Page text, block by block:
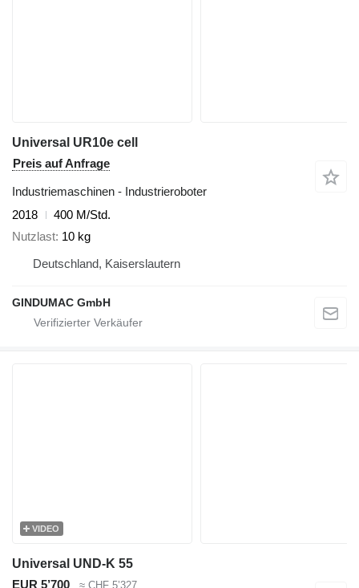
Universal UR10e cell
Preis auf Anfrage
Industriemaschinen - Industrieroboter
2018
400 M/Std.
Nutzlast 10 kg
Deutschland, Kaiserslautern
GINDUMAC GmbH
VIDEO
Universal UND-K 55
EUR 5’700
≈ CHF 5’327